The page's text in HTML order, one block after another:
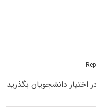
دانشجویان بگذرید